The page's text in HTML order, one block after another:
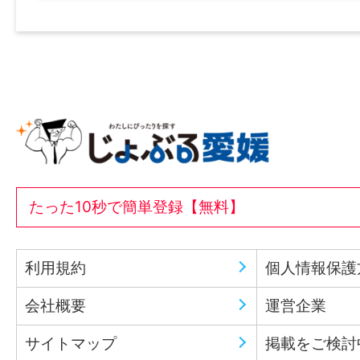
たった10秒で簡単登録【無料】
利用規約 個人情報保
会社概要 運営企業
サイトマップ 掲載をご検